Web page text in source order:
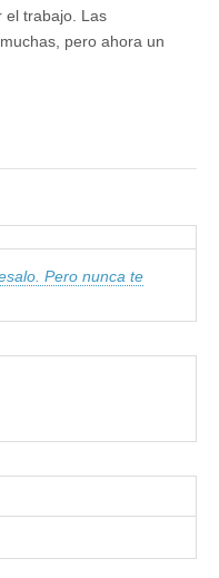
el trabajo. Las
pero ahora un
Pero nunca te